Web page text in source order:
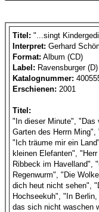
Titel: "...singt
Interpret: Gerhard
Format: Album (CD)
Label: Ravensburger (D)
Katalognummer:
Erschienen: 2001
Titel:
"In dieser Minute", "Das
Garten des Herrn Ming",
"Ich träume mir ein
kleinen Elefanten",
Ribbeck im Havelland",
Regenwurm", "Die
dich heut nicht sehen",
Hochseekuh", "In
das sich nicht waschen